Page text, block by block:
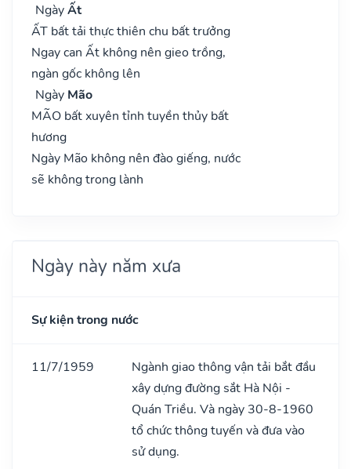
NgàyẤt
ẤT bất tải thực thiên chu bất trưởng
Ngay can Ất không nên gieo trồng,
ngàn gốc không lên
Ngày Mão
MÃO bất xuyên tỉnh tuyền thủy bất
hương
Ngày Mão không nên đào giếng, nước
sẽ không trong lành
Ngày này năm xưa
Sự kiện trong nước
11/7/1959
Ngành giao thông vận tải bắt đầu
xây dựng đường sắt Hà Nội -
Quán Triều. Và ngày 30-8-1960
tổ chức thông tuyến và đưa vào
sử dụng.